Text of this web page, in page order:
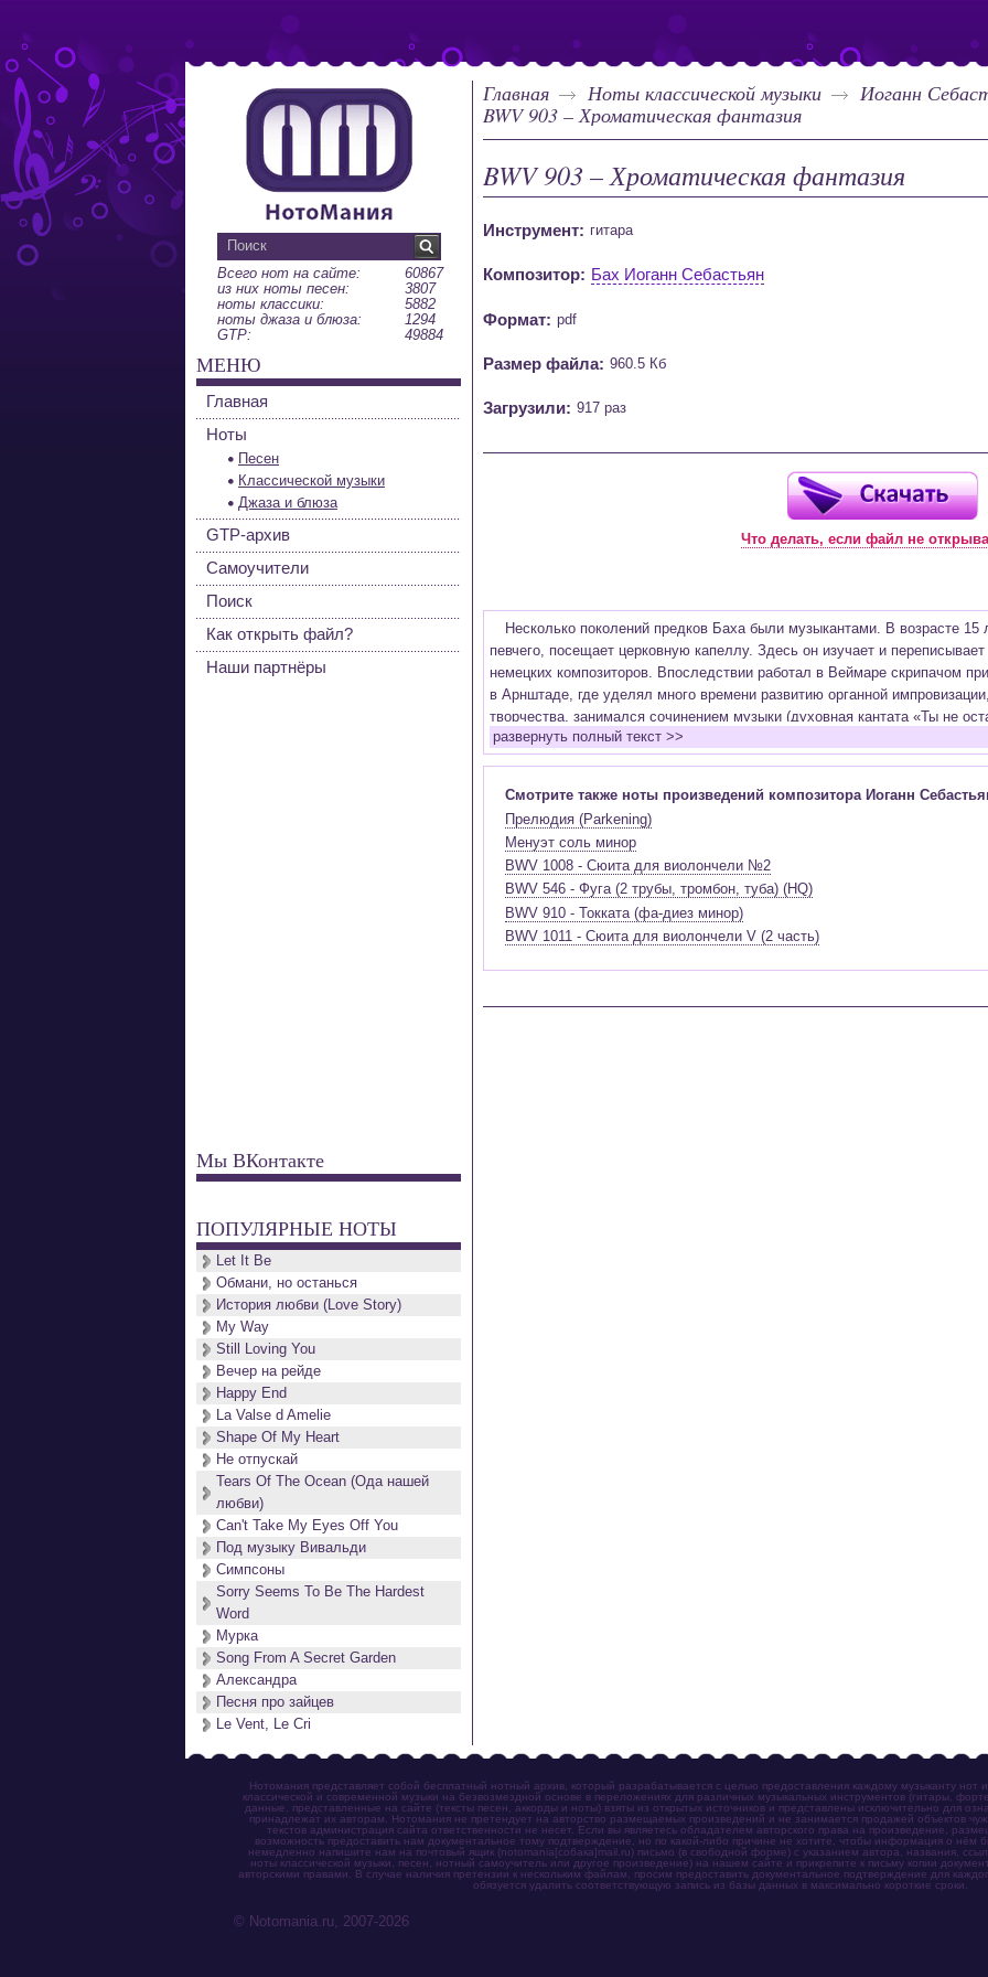
Главная Ноты классической музыки
Иоганн
BWV 903 – Хроматическая фантазия
BWV 903 – Хроматическая фантазия
Инструмент: гитара
Композитор: Бах Иоганн Себастьян
Формат: pdf
Размер файла: 960.5 Кб
Загрузили: 917 раз
Что делать, если файл не
Несколько поколений предков Баха были музыкантами. В возрасте 15
певчего, посещает церковную капеллу. Здесь он изучает и
немецких композиторов. Впоследствии работал в Веймаре скрипачом
в Арнштаде, где уделял много времени развитию органной
творчества, занимался сочинением музыки (духовная кантата «Ты не
«Каприччио на отъезд возлюбленного брата» и другие сочинения),
Бранденбургских концертов, Английские сюиты, Французские сюиты и
Бах был дважды женат, семья его была многочисленной. В первом
- семнадцать. Композитор решает жить и работать в Лейпциге. Этот
более 150 кантат, создаваемых еженедельно, вторая редакция
Высокая месса си минор, 2 том «Хорошо темперированного клавира»,
не только самого Баха, но и его подросших детей - Филипп Эммануил,
старшей дочери. Вторая супруга композитора Анна Магдалена хорошо
произведения, так как в старости после операции на глаза слепота не
развернуть полный текст >>
Смотрите также ноты произведений композитора Иоганн
Прелюдия (Parkening)
Менуэт соль минор
BWV 1008 - Сюита для виолончели №2
BWV 546 - Фуга (2 трубы, тромбон, туба) (HQ)
BWV 910 - Токката (фа-диез минор)
BWV 1011 - Сюита для виолончели V (2 часть)
Всего нот на сайте:
60867
из них ноты песен:
3807
ноты классики:
5882
ноты джаза и блюза:
1294
GTP:
49884
МЕНЮ
Главная
Ноты
Песен
Классической музыки
Джаза и блюза
GTP-архив
Самоучители
Поиск
Как открыть файл?
Наши партнёры
Мы ВКонтакте
ПОПУЛЯРНЫЕ НОТЫ
Let It Be
Обмани, но останься
История любви (Love Story)
My Way
Still Loving You
Вечер на рейде
Happy End
La Valse d Amelie
Shape Of My Heart
Не отпускай
Tears Of The Ocean (Ода нашей
любви)
Can't Take My Eyes Off You
Под музыку Вивальди
Симпсоны
Sorry Seems To Be The Hardest
Word
Мурка
Song From A Secret Garden
Александра
Песня про зайцев
Le Vent, Le Cri
Нотомания представляет собой бесплатный нотный архив, который разрабатывается с целью предоставления каждому музыканту нот
классической и современной музыки на безвозмездной основе в переложениях для различных музыкальных инструментов (гитары,
данные, представленные на сайте (тексты песен, аккорды и ноты) взяты из открытых источников и представлены исключительно для
принадлежат их авторам. Нотомания не претендует на авторство размещаемых произведений и не занимается продажей объектов
текстов администрация сайта ответственности не несет. Если вы являетесь обладателем авторского права на произведение,
возможность предоставить нам документальное тому подтверждение, но по какой-либо причине не хотите, чтобы информация о нём
немедленно напишите нам на почтовый ящик (notomania[собака]mail.ru) письмо (в свободной форме) с указанием автора, названия,
ноты классической музыки, песен, нотный самоучитель или другое произведение) на нашем сайте и прикрепите к письму копии
авторскими правами. В случае наличия претензии к нескольким файлам, просим предоставить документальное подтверждение для
обязуется удалить соответствующую запись из базы данных в максимально короткие сроки.
© Notomania.ru, 2007-2026